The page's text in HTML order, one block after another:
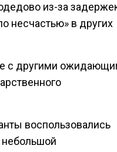
из-за
несчастью» в других
с другими
воспользовались